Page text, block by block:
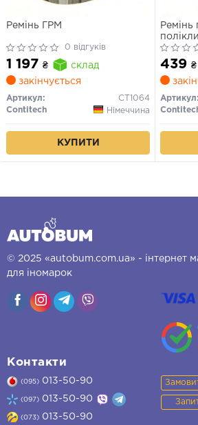
Ремінь ГРМ
0 відгуків
1 197 ₴
склад
закінчується
Артикул:
CT1064
Contitech
Німеччина
КУПИТИ
Ремінь
439 ₴
Артикул:
© 2025 «autobum.com.ua» - інтернет
для іномарок
Контакти
(095) 013-50-90
(097) 013-50-90
(073) 013-50-90